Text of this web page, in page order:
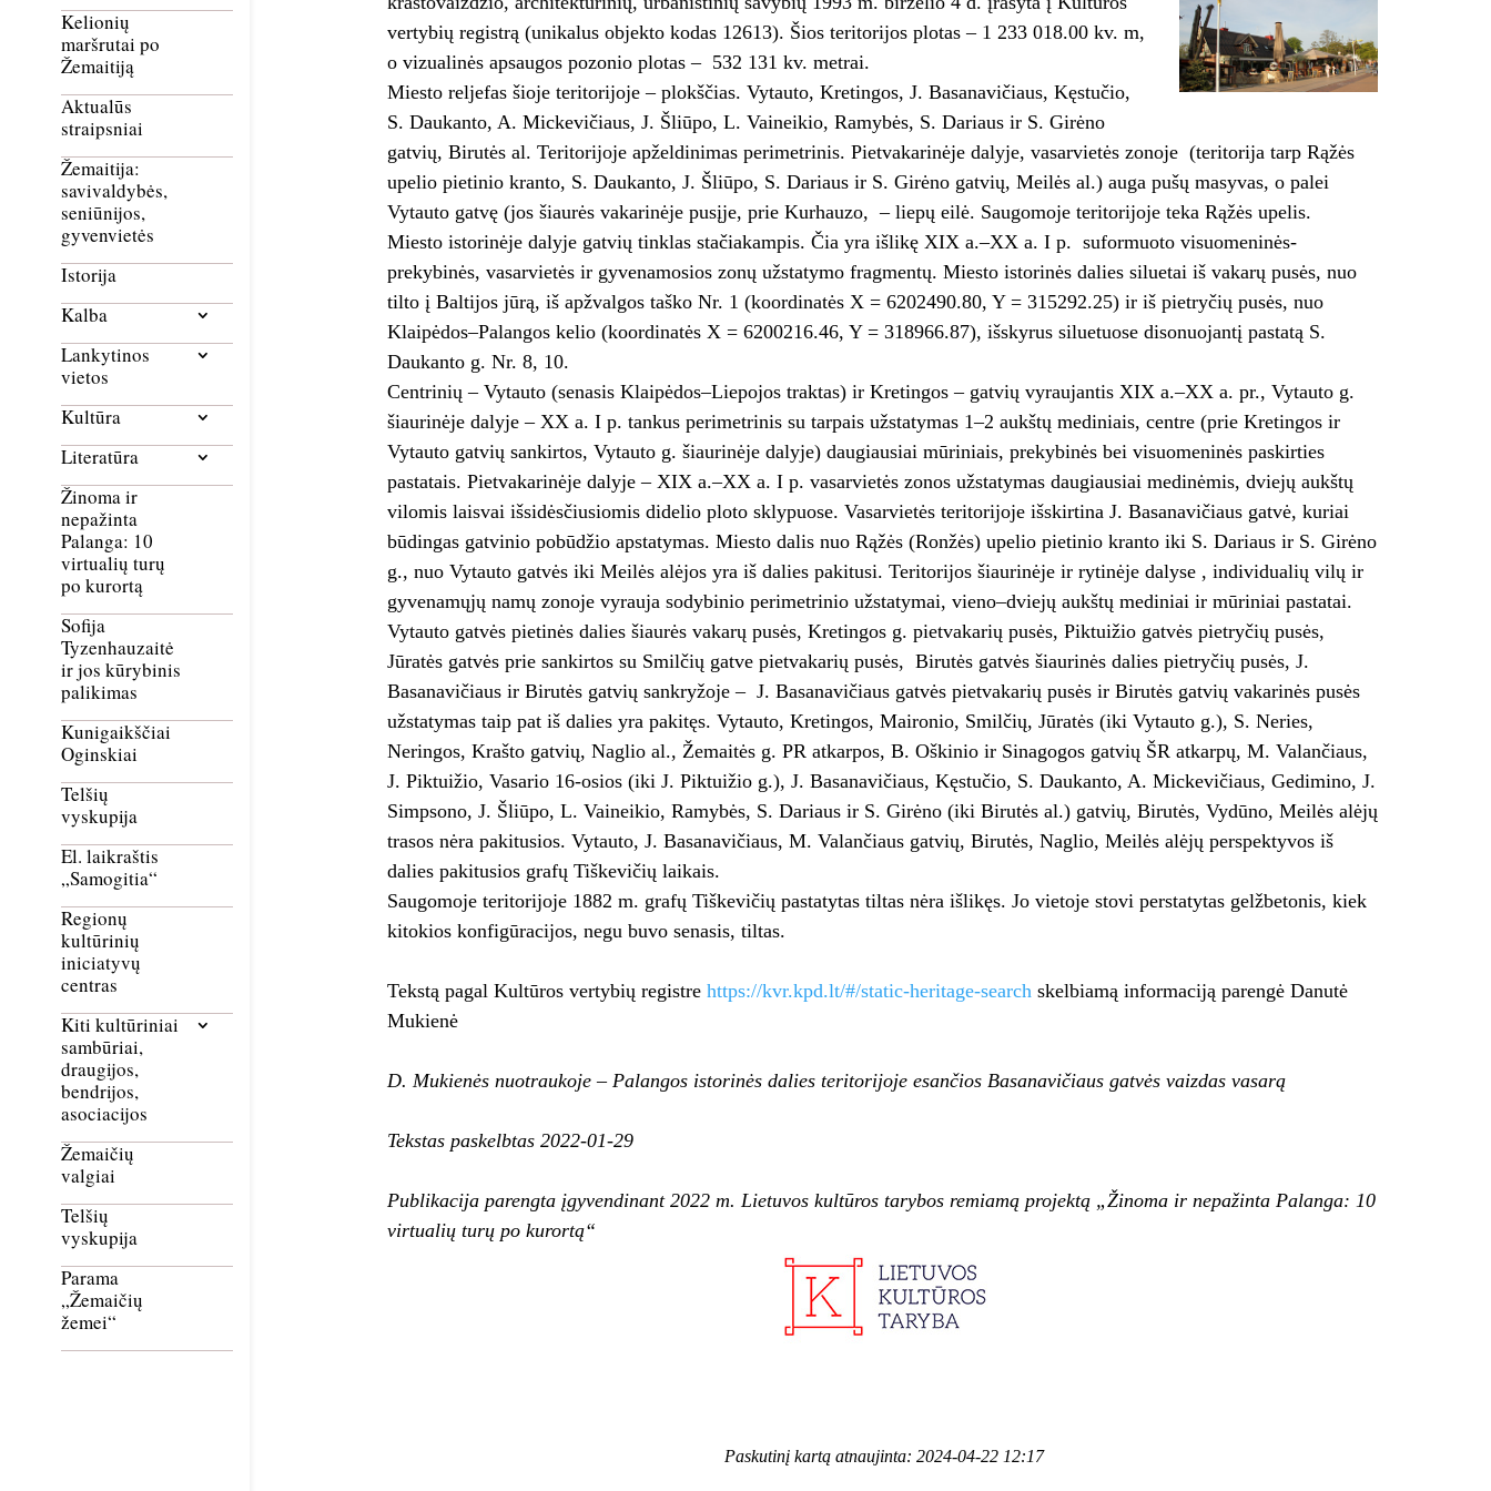
Kelionių
maršrutai po
Žemaitiją
Aktualūs
straipsniai
Žemaitija:
savivaldybės,
seniūnijos,
gyvenvietės
Istorija
Kalba
Lankytinos
vietos
Kultūra
Literatūra
Žinoma ir
nepažinta
Palanga: 10
virtualių turų
po kurortą
Sofija
Tyzenhauzaitė
ir jos kūrybinis
palikimas
Kunigaikščiai
Oginskiai
Telšių
vyskupija
El. laikraštis
„Samogitia“
Regionų
kultūrinių
iniciatyvų
centras
Kiti kultūriniai
sambūriai,
draugijos,
bendrijos,
asociacijos
Žemaičių
valgiai
Telšių
vyskupija
Parama
„Žemaičių
žemei“
vertybių registrą (unikalus objekto kodas 12613). Šios teritorijos plotas – 1 233 018.00 kv. m,
o vizualinės apsaugos pozonio plotas – 532 131 kv. metrai.
Miesto reljefas šioje teritorijoje – plokščias. Vytauto, Kretingos, J. Basanavičiaus, Kęstučio,
S. Daukanto, A. Mickevičiaus, J. Šliūpo, L. Vaineikio, Ramybės, S. Dariaus ir S. Girėno
gatvių, Birutės al. Teritorijoje apželdinimas perimetrinis. Pietvakarinėje dalyje, vasarvietės zonoje (teritorija tarp Rąžės
upelio pietinio kranto, S. Daukanto, J. Šliūpo, S. Dariaus ir S. Girėno gatvių, Meilės al.) auga pušų masyvas, o palei
Vytauto gatvę (jos šiaurės vakarinėje pusįje, prie Kurhauzo, – liepų eilė. Saugomoje teritorijoje teka Rąžės upelis.
Miesto istorinėje dalyje gatvių tinklas stačiakampis. Čia yra išlikę XIX a.–XX a. I p. suformuoto visuomeninės-
prekybinės, vasarvietės ir gyvenamosios zonų užstatymo fragmentų. Miesto istorinės dalies siluetai iš vakarų pusės, nuo
tilto į Baltijos jūrą, iš apžvalgos taško Nr. 1 (koordinatės X = 6202490.80, Y = 315292.25) ir iš pietryčių pusės, nuo
Klaipėdos–Palangos kelio (koordinatės X = 6200216.46, Y = 318966.87), išskyrus siluetuose disonuojantį pastatą S.
Daukanto g. Nr. 8, 10.
Centrinių – Vytauto (senasis Klaipėdos–Liepojos traktas) ir Kretingos – gatvių vyraujantis XIX a.–XX a. pr., Vytauto g.
šiaurinėje dalyje – XX a. I p. tankus perimetrinis su tarpais užstatymas 1–2 aukštų mediniais, centre (prie Kretingos ir
Vytauto gatvių sankirtos, Vytauto g. šiaurinėje dalyje) daugiausiai mūriniais, prekybinės bei visuomeninės paskirties
pastatais. Pietvakarinėje dalyje – XIX a.–XX a. I p. vasarvietės zonos užstatymas daugiausiai medinėmis, dviejų aukštų
vilomis laisvai išsidėsčiusiomis didelio ploto sklypuose. Vasarvietės teritorijoje išskirtina J. Basanavičiaus gatvė, kuriai
būdingas gatvinio pobūdžio apstatymas. Miesto dalis nuo Rąžės (Ronžės) upelio pietinio kranto iki S. Dariaus ir S. Girėno
g., nuo Vytauto gatvės iki Meilės alėjos yra iš dalies pakitusi. Teritorijos šiaurinėje ir rytinėje dalyse , individualių vilų ir
gyvenamųjų namų zonoje vyrauja sodybinio perimetrinio užstatymai, vieno–dviejų aukštų mediniai ir mūriniai pastatai.
Vytauto gatvės pietinės dalies šiaurės vakarų pusės, Kretingos g. pietvakarių pusės, Piktuižio gatvės pietryčių pusės,
Jūratės gatvės prie sankirtos su Smilčių gatve pietvakarių pusės, Birutės gatvės šiaurinės dalies pietryčių pusės, J.
Basanavičiaus ir Birutės gatvių sankryžoje – J. Basanavičiaus gatvės pietvakarių pusės ir Birutės gatvių vakarinės pusės
užstatymas taip pat iš dalies yra pakitęs. Vytauto, Kretingos, Maironio, Smilčių, Jūratės (iki Vytauto g.), S. Neries,
Neringos, Krašto gatvių, Naglio al., Žemaitės g. PR atkarpos, B. Oškinio ir Sinagogos gatvių ŠR atkarpų, M. Valančiaus,
J. Piktuižio, Vasario 16-osios (iki J. Piktuižio g.), J. Basanavičiaus, Kęstučio, S. Daukanto, A. Mickevičiaus, Gedimino, J.
Simpsono, J. Šliūpo, L. Vaineikio, Ramybės, S. Dariaus ir S. Girėno (iki Birutės al.) gatvių, Birutės, Vydūno, Meilės alėjų
trasos nėra pakitusios. Vytauto, J. Basanavičiaus, M. Valančiaus gatvių, Birutės, Naglio, Meilės alėjų perspektyvos iš
dalies pakitusios grafų Tiškevičių laikais.
Saugomoje teritorijoje 1882 m. grafų Tiškevičių pastatytas tiltas nėra išlikęs. Jo vietoje stovi perstatytas gelžbetonis, kiek
kitokios konfigūracijos, negu buvo senasis, tiltas.
Tekstą pagal Kultūros vertybių registre https://kvr.kpd.lt/#/static-heritage-search skelbiamą informaciją parengė Danutė
Mukienė
D. Mukienės nuotraukoje – Palangos istorinės dalies teritorijoje esančios Basanavičiaus gatvės vaizdas vasarą
Tekstas paskelbtas 2022-01-29
Publikacija parengta įgyvendinant 2022 m. Lietuvos kultūros tarybos remiamą projektą „Žinoma ir nepažinta Palanga: 10
virtualių turų po kurortą“
Paskutinį kartą atnaujinta: 2024-04-22 12:17